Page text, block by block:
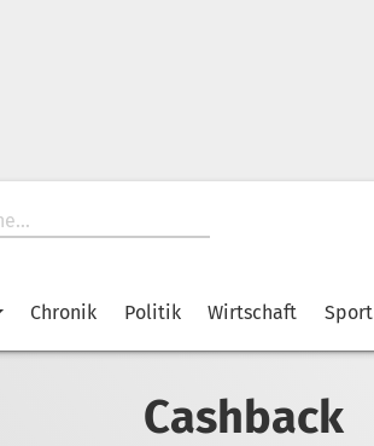
Chronik Politik Wirtschaft Sport
Cashback